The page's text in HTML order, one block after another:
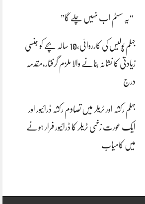
“یہ سسٹم اب نہیں چلے گا”
جہلم پولیس کی کارروائی،10 سالہ بچے کو جنسی
زیادتی کا نشانہ بنانے والا ملزم گرفتار،مقدمہ
درج
جہلم رکشہ اور ٹریلر میں تصادم رکشہ ڈرائیور اور
ایک عورت زخمی ٹریلر کا ڈرائیور فرار ہونے
میں کامیاب